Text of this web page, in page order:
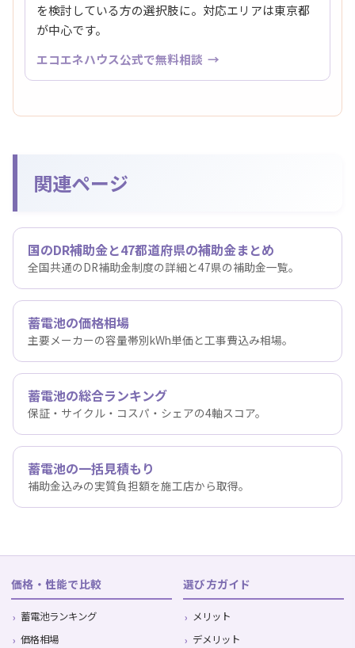
を検討している方の選択肢に。対応エリアは東京都
が中心です。
エコエネハウス公式で無料相談
関連ページ
国のDR補助金と47都道府県の補助金まとめ
全国共通のDR補助金制度の詳細と47県の補助金一覧。
蓄電池の価格相場
主要メーカーの容量帯別kWh単価と工事費込み相場。
蓄電池の総合ランキング
保証・サイクル・コスパ・シェアの4軸スコア。
蓄電池の一括見積もり
補助金込みの実質負担額を施工店から取得。
価格・性能で比較
蓄電池ランキング
価格相場
選び方ガイド
メリット
デメリット